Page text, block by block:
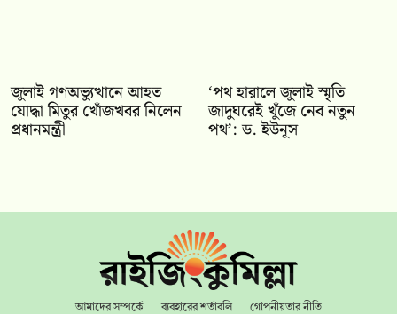
জুলাই গণঅভ্যুত্থানে আহত
যোদ্ধা মিতুর খোঁজখবর নিলেন
প্রধানমন্ত্রী
‘পথ হারালে জুলাই স্মৃতি
জাদুঘরেই খুঁজে নেব নতুন
পথ’: ড. ইউনূস
আমাদের সম্পর্কে ব্যবহারের শর্তাবলি গোপনীয়তার নীতি